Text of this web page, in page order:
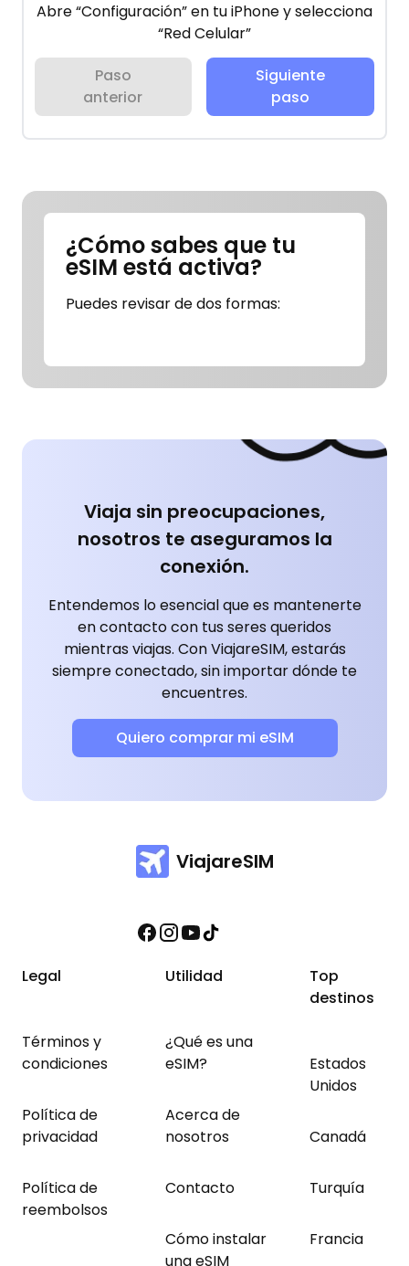
Abre “Configuración” en tu iPhone y selecciona
“Red Celular”
Paso
anterior
Siguiente
paso
¿Cómo sabes que tu
eSIM está activa?
Puedes revisar de dos formas:
Viaja sin preocupaciones,
nosotros te aseguramos la
conexión.
Entendemos lo esencial que es mantenerte
en contacto con tus seres queridos
mientras viajas. Con ViajareSIM, estarás
siempre conectado, sin importar dónde te
encuentres.
Quiero comprar mi eSIM
ViajareSIM
Legal
Términos y
condiciones
Política de
privacidad
Política de
reembolsos
Utilidad
¿Qué es una
eSIM?
Acerca de
nosotros
Contacto
Cómo instalar
una eSIM
Top
destinos
Estados
Unidos
Canadá
Turquía
Francia